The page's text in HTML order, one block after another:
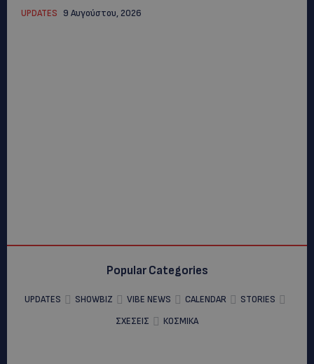
UPDATES 9 Αυγούστου, 2026
Popular Categories
UPDATES SHOWBIZ VIBE NEWS CALENDAR
STORIES
ΣΧΕΣΕΙΣ
ΚΟΣΜΙΚΑ